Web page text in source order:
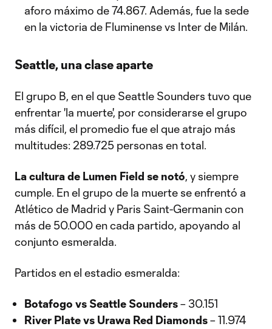
aforo máximo de 74.867. Además, fue la sede
en la victoria de Fluminense vs Inter de Milán.
Seattle, una clase aparte
El grupo B, en el que Seattle Sounders tuvo que
enfrentar 'la muerte', por considerarse el grupo
más difícil, el promedio fue el que atrajo más
multitudes: 289.725 personas en total.
La cultura de Lumen Field se notó, y siempre
cumple. En el grupo de la muerte se enfrentó a
Atlético de Madrid y Paris Saint-Germanin con
más de 50.000 en cada partido, apoyando al
conjunto esmeralda.
Partidos en el estadio esmeralda:
Botafogo vs Seattle Sounders– 30.151
River Plate vs Urawa Red Diamonds– 11.974